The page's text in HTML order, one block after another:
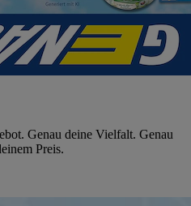
Genau deine Vielfalt. Genau
Preis.